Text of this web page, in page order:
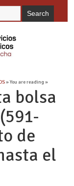
» You are reading »
bolsa
de
el